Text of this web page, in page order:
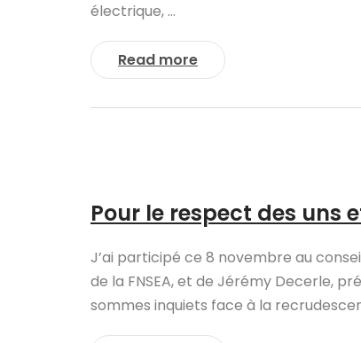
électrique, ...
Read more
Pour le respect des uns
J’ai participé ce 8 novembre au
de la FNSEA, et de Jérémy Decerle,
sommes inquiets face à la